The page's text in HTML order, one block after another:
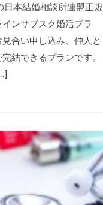
本結婚相談所連盟正規
ンサブスク婚活プラ
合い申し込み、仲人と
結できるプランです。